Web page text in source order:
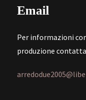
Email
Per informazioni
produzione